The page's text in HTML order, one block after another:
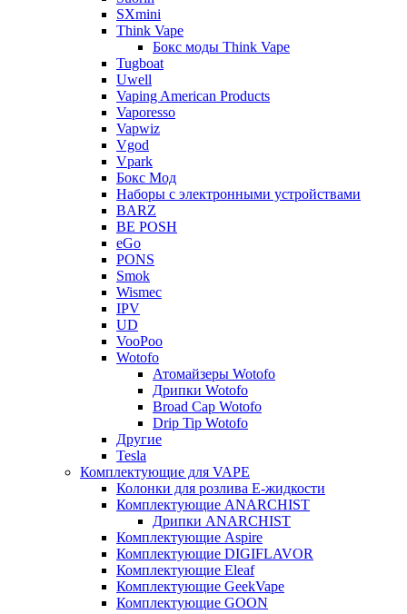
SXmini
Think Vape
Бокс моды Think Vape
Tugboat
Uwell
Vaping American Products
Vaporesso
Vapwiz
Vgod
Vpark
Бокс Мод
Наборы с электронными устройствами
BARZ
BE POSH
eGo
PONS
Smok
Wismec
IPV
UD
VooPoo
Wotofo
Атомайзеры Wotofo
Дрипки Wotofo
Broad Cap Wotofo
Drip Tip Wotofo
Другие
Tesla
Комплектующие для VAPE
Колонки для розлива Е-жидкости
Комплектующие ANARCHIST
Дрипки ANARCHIST
Комплектующие Aspire
Комплектующие DIGIFLAVOR
Комплектующие Eleaf
Комплектующие GeekVape
Комплектующие GOON